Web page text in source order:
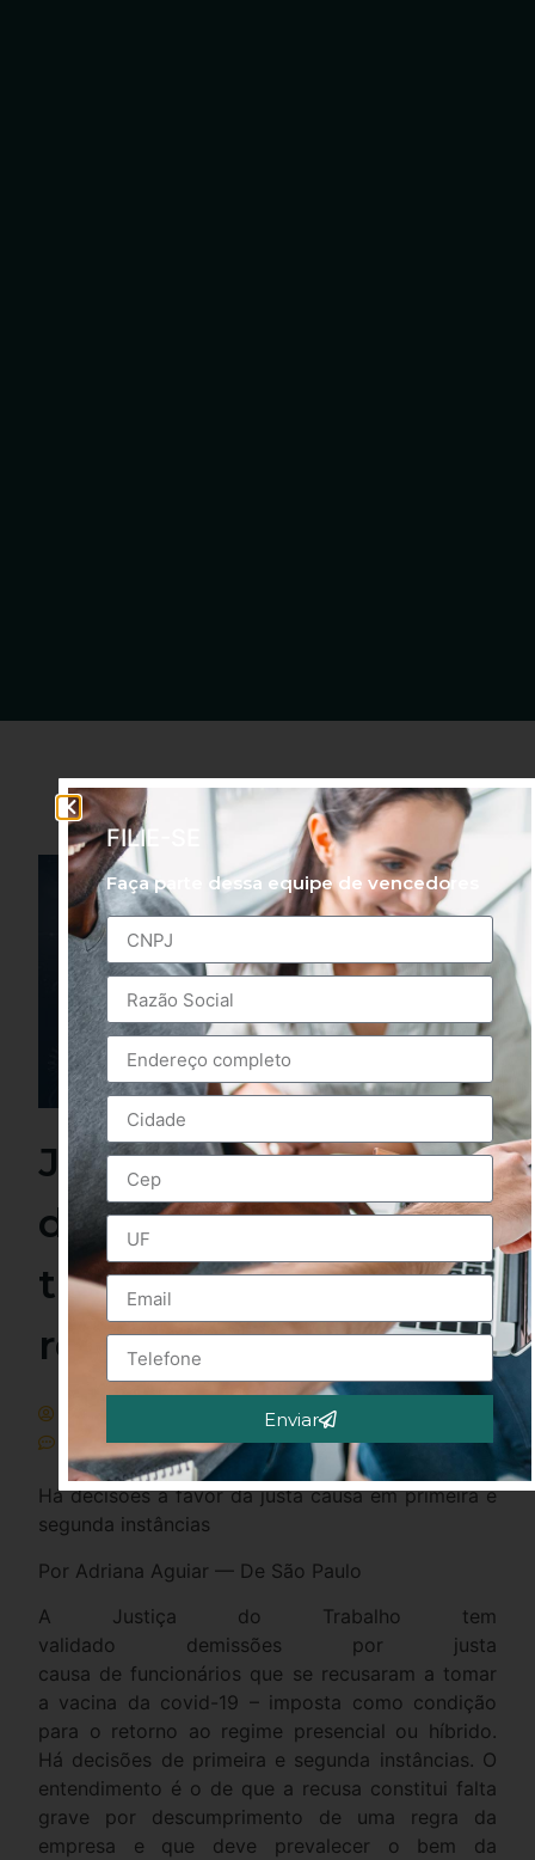
Justiça mantém
demissão de
trabalhador que
recusou vacina
agosto 11, 2022
Sem Comentários
Há decisões a favor da justa causa em primeira e
segunda instâncias
Por Adriana Aguiar — De São Paulo
A Justiça do Trabalho tem
validado demissões por justa
causa de funcionários que se recusaram a tomar
a vacina da covid-19 – imposta como condição
para o retorno ao regime presencial ou híbrido.
Há decisões de primeira e segunda instâncias. O
entendimento é o de que a recusa constitui falta
grave por descumprimento de uma regra da
empresa e que deve prevalecer o bem da
FILIE-SE
Faça parte dessa equipe de vencedores
Enviar
Alternative: